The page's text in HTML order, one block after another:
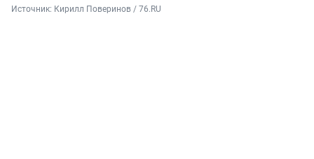
Источник: Кирилл Поверинов / 76.RU